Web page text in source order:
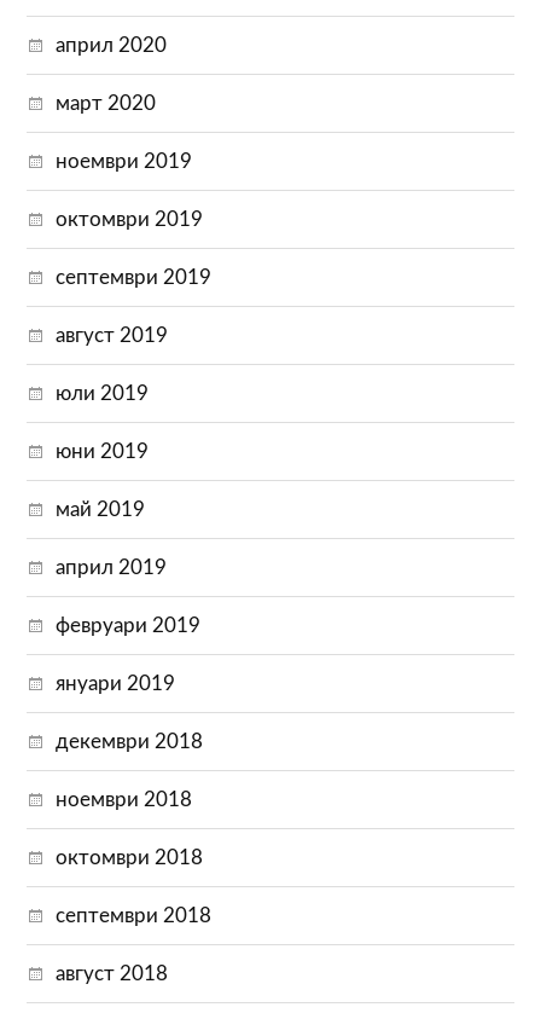
април 2020
март 2020
ноември 2019
октомври 2019
септември 2019
август 2019
юли 2019
юни 2019
май 2019
април 2019
февруари 2019
януари 2019
декември 2018
ноември 2018
октомври 2018
септември 2018
август 2018